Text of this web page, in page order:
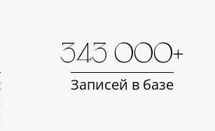
343 000+
Записей в базе